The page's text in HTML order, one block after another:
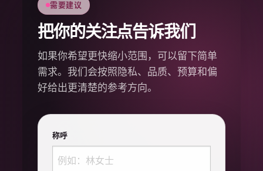
需要建议
把你的关注点告诉我们
如果你希望更快缩小范围，可以留下简单
需求。我们会按照隐私、品质、预算和偏
好给出更清楚的参考方向。
称呼